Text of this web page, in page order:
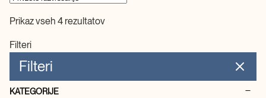
Prikaz vseh 4 rezultatov
Filteri
Filteri
KATEGORIJE